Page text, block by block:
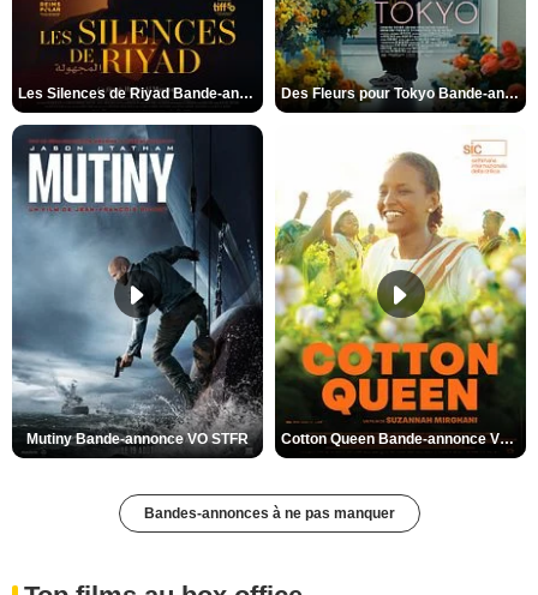
Les Silences de Riyad Bande-annonce VO STFR Des Fleurs pour Tokyo Bande-annonce VO STFR
Mutiny Bande-annonce VO STFR Cotton Queen Bande-annonce VO STFR
Bandes-annonces à ne pas manquer